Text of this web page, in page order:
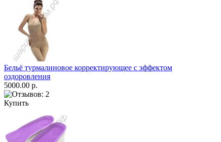
Бельё турмалиновое корректирующее с эффектом
оздоровления
5000.00 р.
Купить